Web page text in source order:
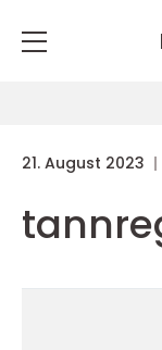
21. August 2023